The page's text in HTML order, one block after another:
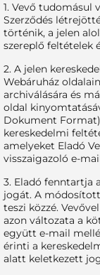
1. Vevő tudomásul
Szerződés
történik, a jelen
szereplő feltételek
2. A jelen
Webáruház
archiválására és
oldal
Dokument
kereskedelmi
amelyeket Eladó
visszaigazoló e-
3. Eladó fenntartja
jogát. A
teszi közzé.
azon változata a
együtt e-mail
érinti a
alatt keletkezett